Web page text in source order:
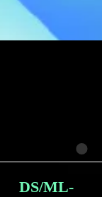
DS/ML-